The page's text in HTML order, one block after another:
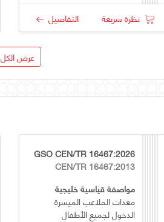
نظرة سريعة التفاصيل
عرض الكل
GSO CEN/TR 16467:2026
CEN/TR 16467:2013
مواصفة قياسية خليجية
معدات الملاعب الميسرة
الدخول لجميع الأطفال